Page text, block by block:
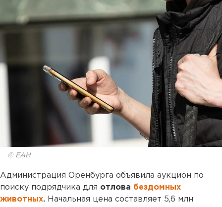
© ЕАН
Администрация Оренбурга объявила аукцион по
поиску подрядчика для отлова бездомных
животных. Начальная цена составляет 5,6 млн